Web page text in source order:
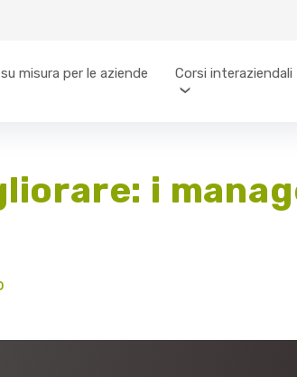
misura per le aziende Corsi interaziendali
i